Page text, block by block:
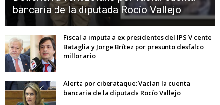
bancaria de la diputada Rocío Vallejo
Fiscalía imputa a ex presidentes del IPS Vicente
Bataglia y Jorge Brítez por presunto desfalco
millonario
Alerta por ciberataque: Vacían la cuenta
bancaria de la diputada Rocío Vallejo